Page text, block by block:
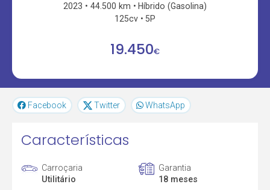
2023 44.500 km
Híbrido (Gasolina)
125cv
5P
19.450€
Facebook Twitter WhatsApp
Características
Carroçaria
Utilitário
Garantia
18 meses